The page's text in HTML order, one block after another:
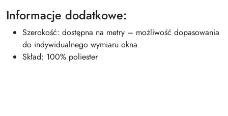
Informacje dodatkowe:
Szerokość: dostępna na metry – możliwość dopasowania
do indywidualnego wymiaru okna
Skład: 100% poliester